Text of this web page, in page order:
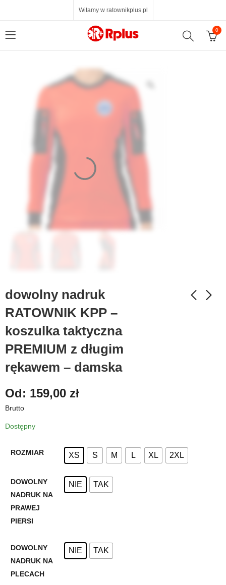
Witamy w ratownikplus.pl
0
dowolny nadruk
RATOWNIK KPP –
koszulka taktyczna
PREMIUM z długim
rękawem – damska
Od: 159,00 zł
Brutto
Dostępny
ROZMIAR XS S M L XL 2XL
DOWOLNY
NADRUK NA
PRAWEJ
PIERSI
NIE TAK
DOWOLNY
NADRUK NA
PLECACH
NIE TAK